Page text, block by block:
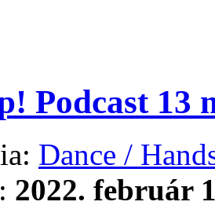
Podcast 13
Dance /
2022. február